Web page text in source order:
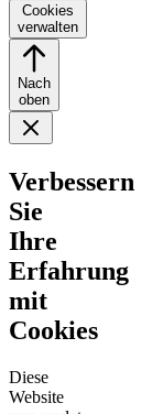
Cookies
verwalten
Nach
oben
Verbessern
Sie
Ihre
Erfahrung
mit
Cookies
Diese
Website